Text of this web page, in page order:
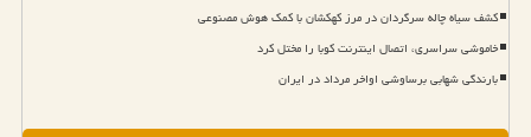
کشف سیاه چاله سرگردان در مرز کهکشان با کمک هوش مصنوعی
خاموشی سراسری، اتصال اینترنت کوبا را مختل کرد
بارندگی شهابی برساوشی اواخر مرداد در ایران